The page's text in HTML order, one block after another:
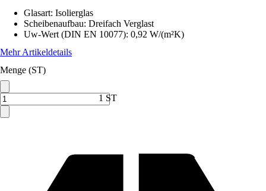
Glasart: Isolierglas
Scheibenaufbau: Dreifach Verglast
Uw-Wert (DIN EN 10077): 0,92 W/(m²K)
Mehr Artikeldetails
Menge (ST)
1 ST